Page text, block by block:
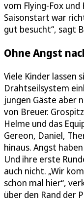
vom Flying-Fox
Saisonstart war
gut besucht“, sagt
Ohne Angst
Viele Kinder lassen
Drahtseilsystem
jungen Gäste aber
von Breuer.
Helme und das
Gereon, Daniel,
hinaus. Angst
Und ihre erste
auch nicht. „Wir
schon mal hier“,
über den Rand der